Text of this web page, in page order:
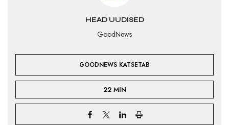
HEAD UUDISED
GoodNews
GOODNEWS KATSETAB
22 MIN